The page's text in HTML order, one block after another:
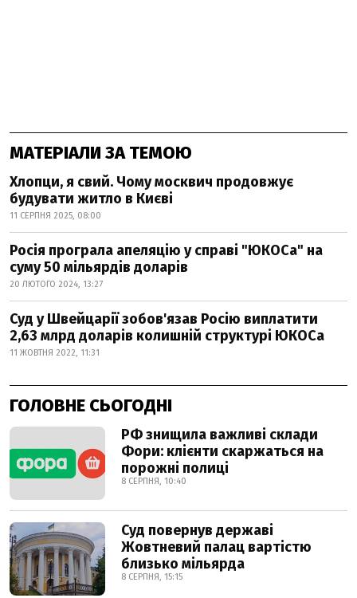
МАТЕРІАЛИ ЗА ТЕМОЮ
Хлопци, я свий. Чому москвич продовжує
будувати житло в Києві
11 СЕРПНЯ 2025, 08:00
Росія програла апеляцію у справі "ЮКОСа" на
суму 50 мільярдів доларів
20 ЛЮТОГО 2024, 13:27
Суд у Швейцарії зобов'язав Росію виплатити
2,63 млрд доларів колишній структурі ЮКОСа
11 ЖОВТНЯ 2022, 11:31
ГОЛОВНЕ СЬОГОДНІ
РФ знищила важливі склади
Фори: клієнти скаржаться на
порожні полиці
8 СЕРПНЯ, 10:40
Суд повернув державі
Жовтневий палац вартістю
близько мільярда
8 СЕРПНЯ, 15:15